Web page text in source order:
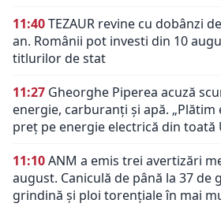
11:40TEZAUR revine cu dobânzi
an. Românii pot investi din 10
titlurilor de stat
11:27 Gheorghe Piperea acuză
energie, carburanți și apă.
preț pe energie electrică din toată
11:10ANM a emis trei avertizări
august. Caniculă de până la 37 de
grindină și ploi torențiale în mai